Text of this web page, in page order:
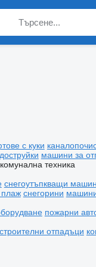
с куки
машини за
техника
снегоутъпкващи
плаж снегорини
пожарни
отпадъци